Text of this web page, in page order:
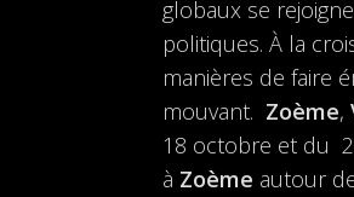
globaux se
politiques. À la
manières de faire
mouvant. Zoème,
18 octobre et du
à Zoème autour